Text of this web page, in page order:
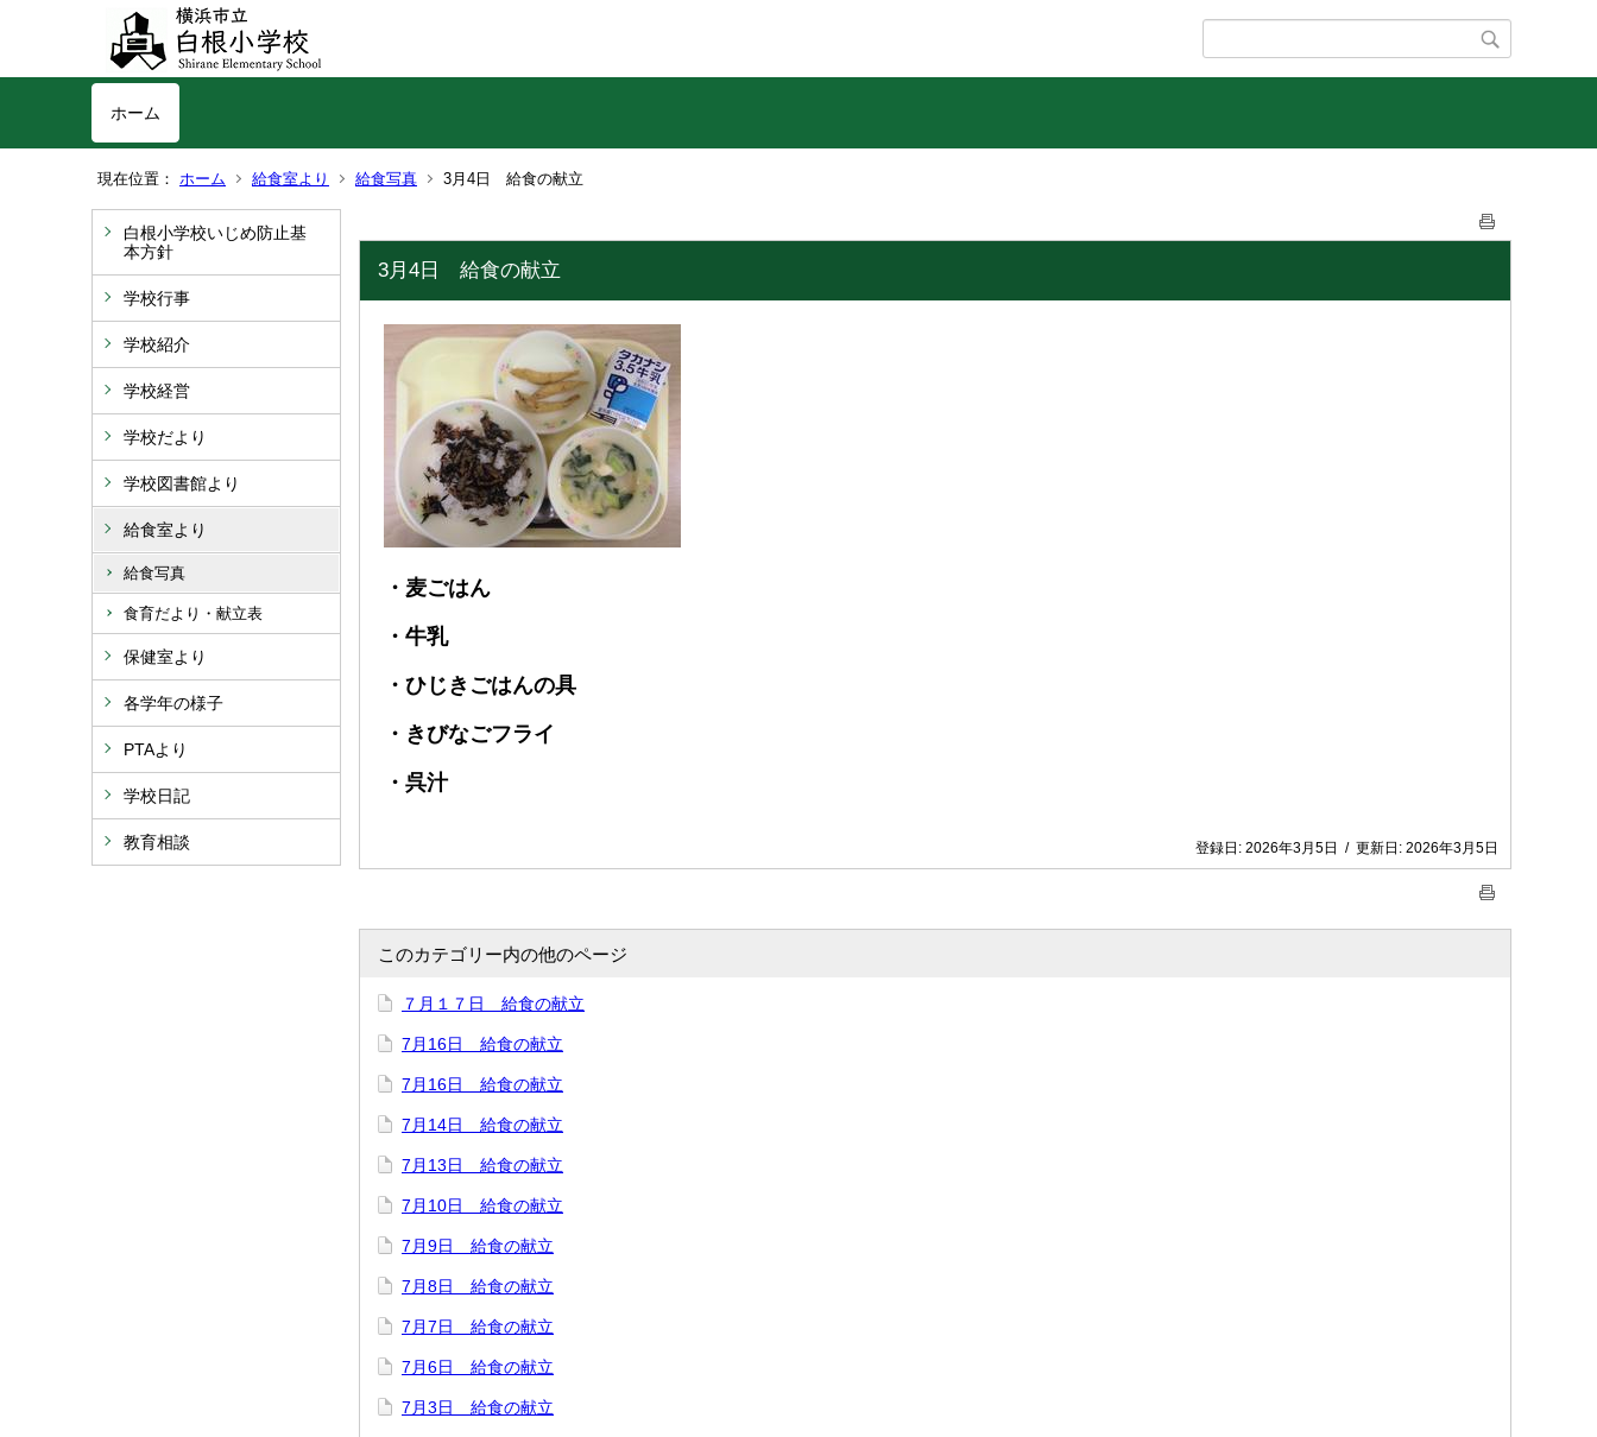
ホーム
現在位置： ホーム 給食室より 給食写真 3月4日 給食の献立
白根小学校いじめ防止基
本方針
学校行事
学校紹介
学校経営
学校だより
学校図書館より
給食室より
給食写真
食育だより・献立表
保健室より
各学年の様子
PTAより
学校日記
教育相談
3月4日 給食の献立
・麦ごはん
・牛乳
・ひじきごはんの具
・きびなごフライ
・呉汁
登録日: 2026年3月5日 / 更新日: 2026年3月5日
このカテゴリー内の他のページ
７月１７日 給食の献立
7月16日 給食の献立
7月16日 給食の献立
7月14日 給食の献立
7月13日 給食の献立
7月10日 給食の献立
7月9日 給食の献立
7月8日 給食の献立
7月7日 給食の献立
7月6日 給食の献立
7月3日 給食の献立